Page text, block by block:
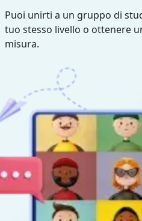
Puoi unirti a un gruppo di
tuo stesso livello o ottenere
misura.